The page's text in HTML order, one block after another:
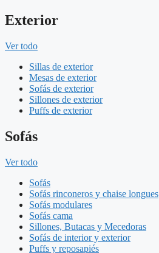
Exterior
Ver todo
Sillas de exterior
Mesas de exterior
Sofás de exterior
Sillones de exterior
Puffs de exterior
Sofás
Ver todo
Sofás
Sofás rinconeros y chaise longues
Sofás modulares
Sofás cama
Sillones, Butacas y Mecedoras
Sofás de interior y exterior
Puffs y reposapiés